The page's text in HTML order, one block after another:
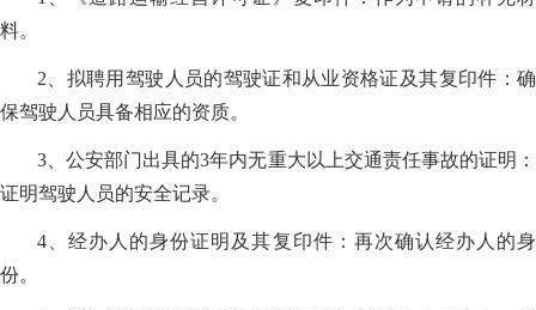
料。
2、拟聘用驾驶人员的驾驶证和从业资格证及其复印件：确
保驾驶人员具备相应的资质。
3、公安部门出具的3年内无重大以上交通责任事故的证明：
证明驾驶人员的安全记录。
4、经办人的身份证明及其复印件：再次确认经办人的身
份。